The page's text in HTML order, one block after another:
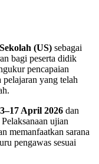
(US) sebagai
bagi peserta didik
pencapaian
yang telah
April 2026 dan
ujian
memanfaatkan sarana
pengawas sesuai